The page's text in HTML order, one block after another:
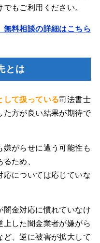
もご利用ください。
無料相談の詳細はこちら
とは
して扱っている司法書士
た方が良い結果が期待で
嫌がらせに遭う可能性も
ため、
応については応じていな
闇金対応に慣れていなけ
した闇金業者が嫌がら
、逆に被害が拡大して